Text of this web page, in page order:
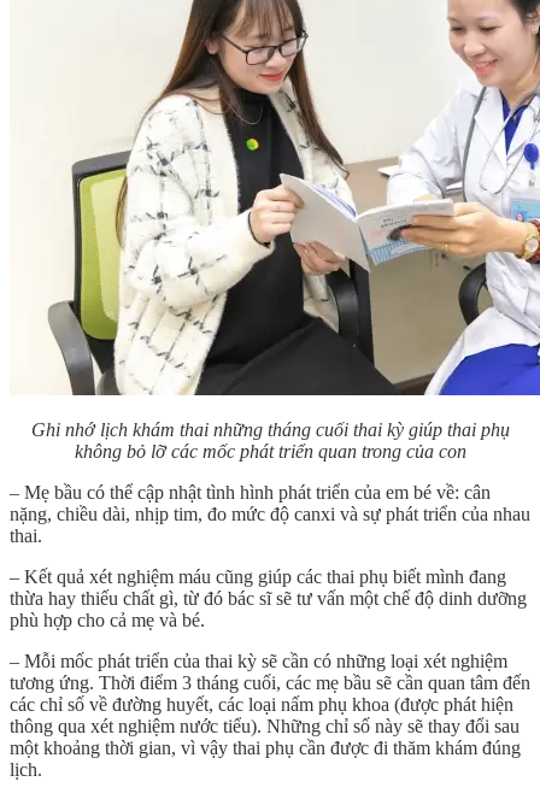
Ghi nhớ lịch khám thai những tháng cuối thai kỳ giúp thai phụ
không bỏ lỡ các mốc phát triển quan trong của con
– Mẹ bầu có thể cập nhật tình hình phát triển của em bé về: cân
nặng, chiều dài, nhịp tim, đo mức độ canxi và sự phát triển của nhau
thai.
– Kết quả xét nghiệm máu cũng giúp các thai phụ biết mình đang
thừa hay thiếu chất gì, từ đó bác sĩ sẽ tư vấn một chế độ dinh dưỡng
phù hợp cho cả mẹ và bé.
– Mỗi mốc phát triển của thai kỳ sẽ cần có những loại xét nghiệm
tương ứng. Thời điểm 3 tháng cuối, các mẹ bầu sẽ cần quan tâm đến
các chỉ số về đường huyết, các loại nấm phụ khoa (được phát hiện
thông qua xét nghiệm nước tiểu). Những chỉ số này sẽ thay đổi sau
một khoảng thời gian, vì vậy thai phụ cần được đi thăm khám đúng
lịch.